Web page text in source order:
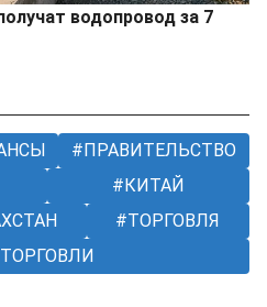
водопровод за 7
ПРАВИТЕЛЬСТВО
КИТАЙ
ТОРГОВЛЯ